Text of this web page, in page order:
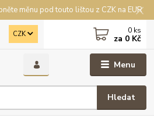
měnu pod touto lištou z CZK na EUR
Menu
CZK
Hledat
0 ks
za 0 Kč